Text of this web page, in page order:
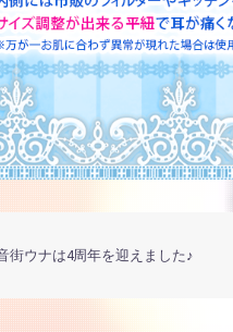
街ウナは4周年を迎えました♪